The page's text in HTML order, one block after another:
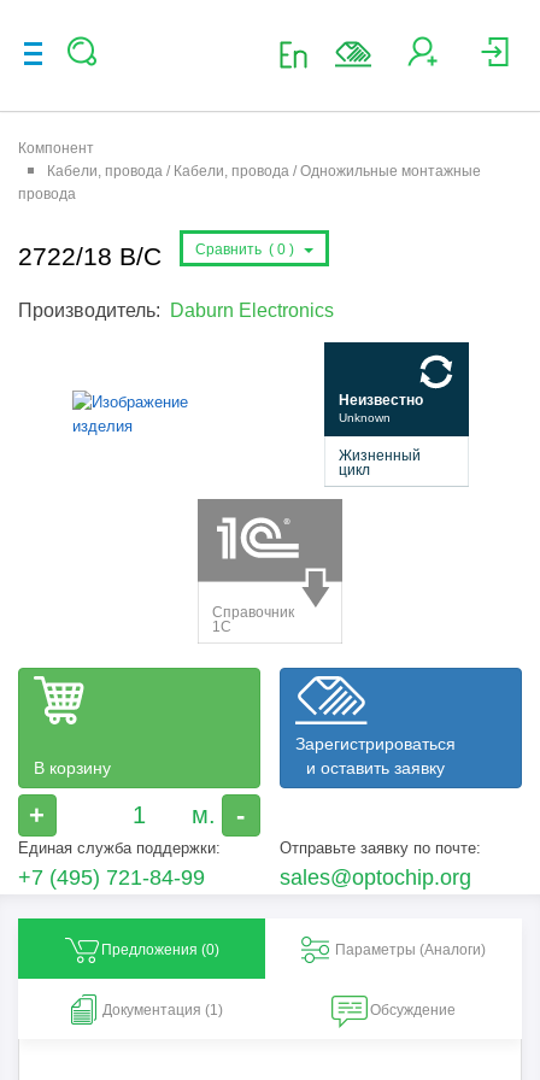
Компонент
Кабели, провода / Кабели, провода / Одножильные монтажные
провода
2722/18 B/C Сравнить ( 0 )
Производитель: Daburn Electronics
В корзину
+ -
Зарегистрироваться
и оставить заявку
Единая служба поддержки:
+7 (495) 721-84-99
Отправьте заявку по почте:
sales@optochip.org
Предложения (0) Параметры (Aналоги)
Документация (1) Обсуждение